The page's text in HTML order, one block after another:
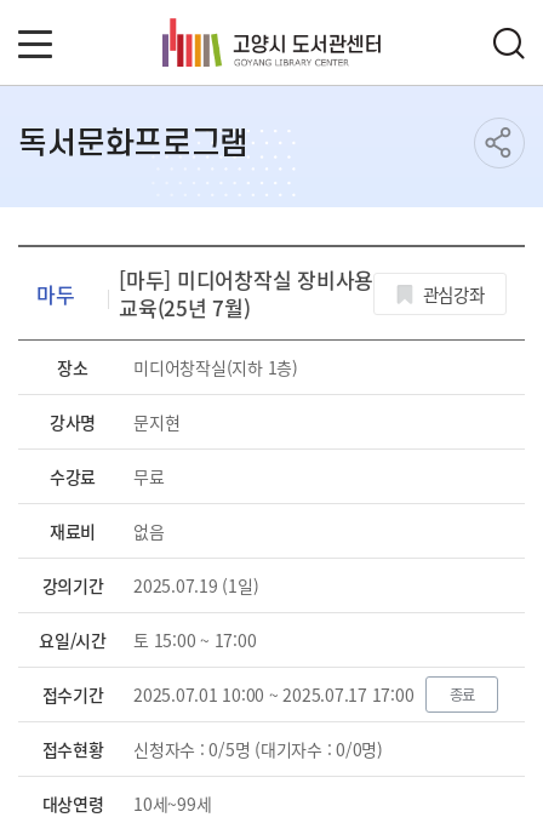
독서문화프로그램
마두
[마두] 미디어창작실 장비사용
교육(25년 7월)
관심강좌
장소 미디어창작실(지하 1층)
강사명 문지현
수강료 무료
재료비 없음
강의기간 2025.07.19 (1일)
요일/시간 토 15:00 ~ 17:00
접수기간 2025.07.01 10:00 ~ 2025.07.17 17:00 종료
접수현황 신청자수 : 0/5명 (대기자수 : 0/0명)
대상연령 10세~99세